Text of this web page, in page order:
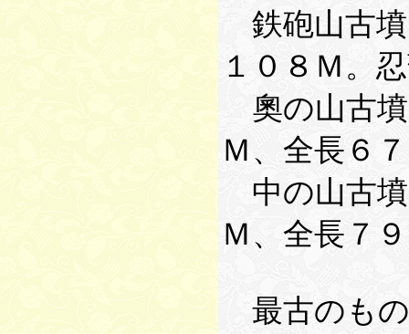
鉄砲山古墳
１０８Ｍ。
奧の山古墳
Ｍ、全長６
中の山古墳
Ｍ、全長７
最古のもの